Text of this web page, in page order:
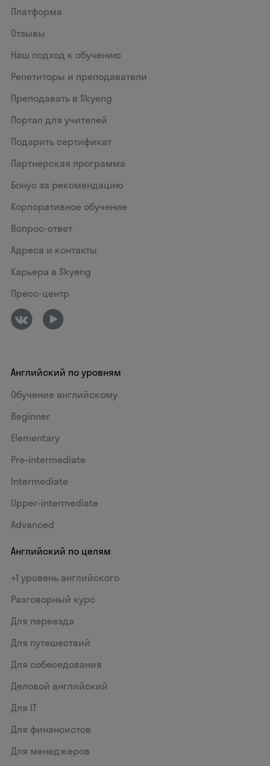
Платформа
Отзывы
Наш подход к обучению
Репетиторы и преподаватели
Преподавать в Skyeng
Портал для учителей
Подарить сертификат
Партнерская программа
Бонус за рекомендацию
Корпоративное обучение
Вопрос-ответ
Адреса и контакты
Карьера в Skyeng
Пресс-центр
Английский по уровням
Обучение английскому
Beginner
Elementary
Pre-intermediate
Intermediate
Upper-intermediate
Advanced
Английский по целям
+1 уровень английского
Разговорный курс
Для переезда
Для путешествий
Для собеседования
Деловой английский
Для IT
Для финансистов
Для менеджеров